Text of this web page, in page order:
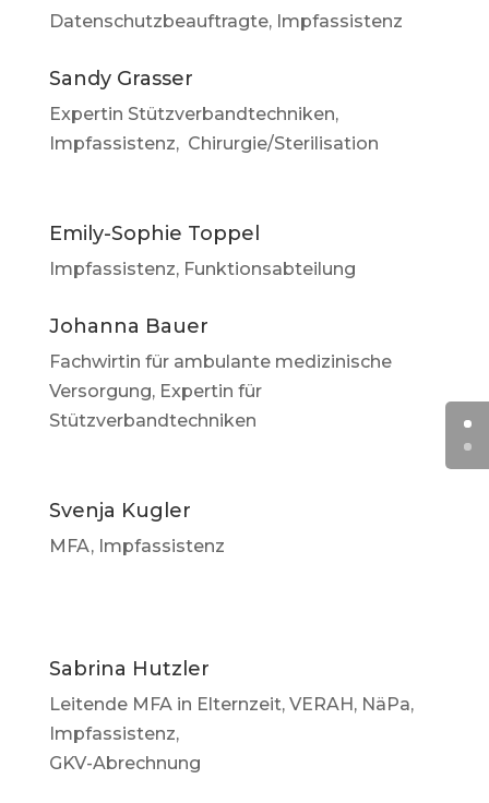
Datenschutzbeauftragte, Impfassistenz
Sandy Grasser
Expertin Stützverbandtechniken,
Impfassistenz, Chirurgie/Sterilisation
Emily-Sophie Toppel
Impfassistenz, Funktionsabteilung
Johanna Bauer
Fachwirtin für ambulante medizinische
Versorgung, Expertin für
Stützverbandtechniken
Svenja Kugler
MFA, Impfassistenz
Sabrina Hutzler
Leitende MFA in Elternzeit, VERAH, NäPa,
Impfassistenz,
GKV-Abrechnung